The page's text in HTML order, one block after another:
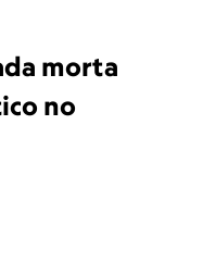
morta
no